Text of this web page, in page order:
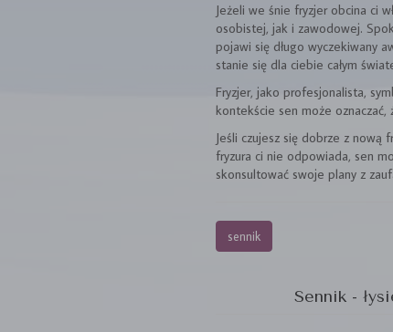
Jeżeli we śnie fryzjer obcina ci
osobistej, jak i zawodowej.
pojawi się długo wyczekiwany
stanie się dla ciebie całym
Fryzjer, jako profesjonalista,
kontekście sen może
Jeśli czujesz się dobrze z nową
fryzura ci nie odpowiada, sen
skonsultować swoje plany z
sennik
Sennik -